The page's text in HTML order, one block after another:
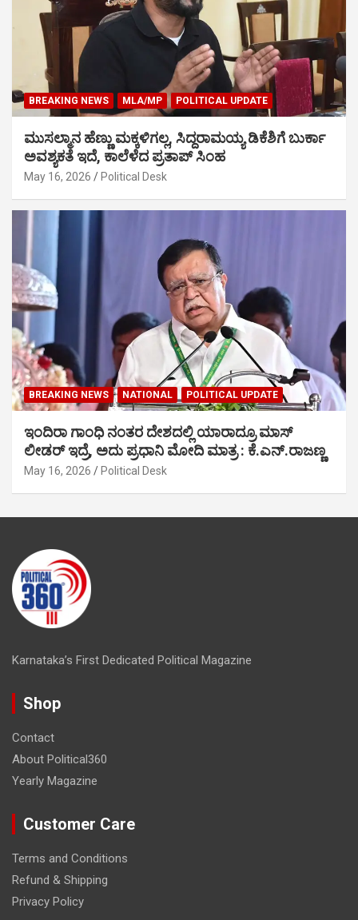
BREAKING NEWS MLA/MP POLITICAL UPDATE
ಮುಸಲ್ಮಾನ ಹೆಣ್ಣು ಮಕ್ಕಳಿಗಲ್ಲ, ಸಿದ್ದರಾಮಯ್ಯ ಡಿಕೆಶಿಗೆ ಬುರ್ಕಾ
ಅವಶ್ಯಕತೆ ಇದೆ, ಕಾಲೆಳೆದ ಪ್ರತಾಪ್ ಸಿಂಹ
May 16, 2026 Political Desk
BREAKING NEWS NATIONAL POLITICAL UPDATE
ಇಂದಿರಾ ಗಾಂಧಿ ನಂತರ ದೇಶದಲ್ಲಿ ಯಾರಾದ್ರೂ ಮಾಸ್
ಲೀಡರ್ ಇದ್ರೆ, ಅದು ಪ್ರಧಾನಿ ಮೋದಿ ಮಾತ್ರ : ಕೆ.ಎನ್.ರಾಜಣ್ಣ
May 16, 2026 Political Desk
Karnataka’s First Dedicated Political Magazine
Shop
Contact
About Political360
Yearly Magazine
Customer Care
Terms and Conditions
Refund & Shipping
Privacy Policy